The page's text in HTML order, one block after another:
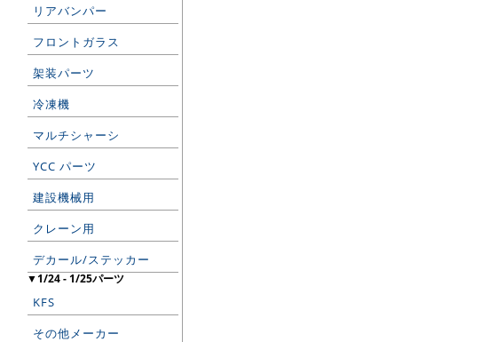
リアバンパー
フロントガラス
架装パーツ
冷凍機
マルチシャーシ
YCC パーツ
建設機械用
クレーン用
デカール/ステッカー
▼1/24 - 1/25パーツ
KFS
その他メーカー